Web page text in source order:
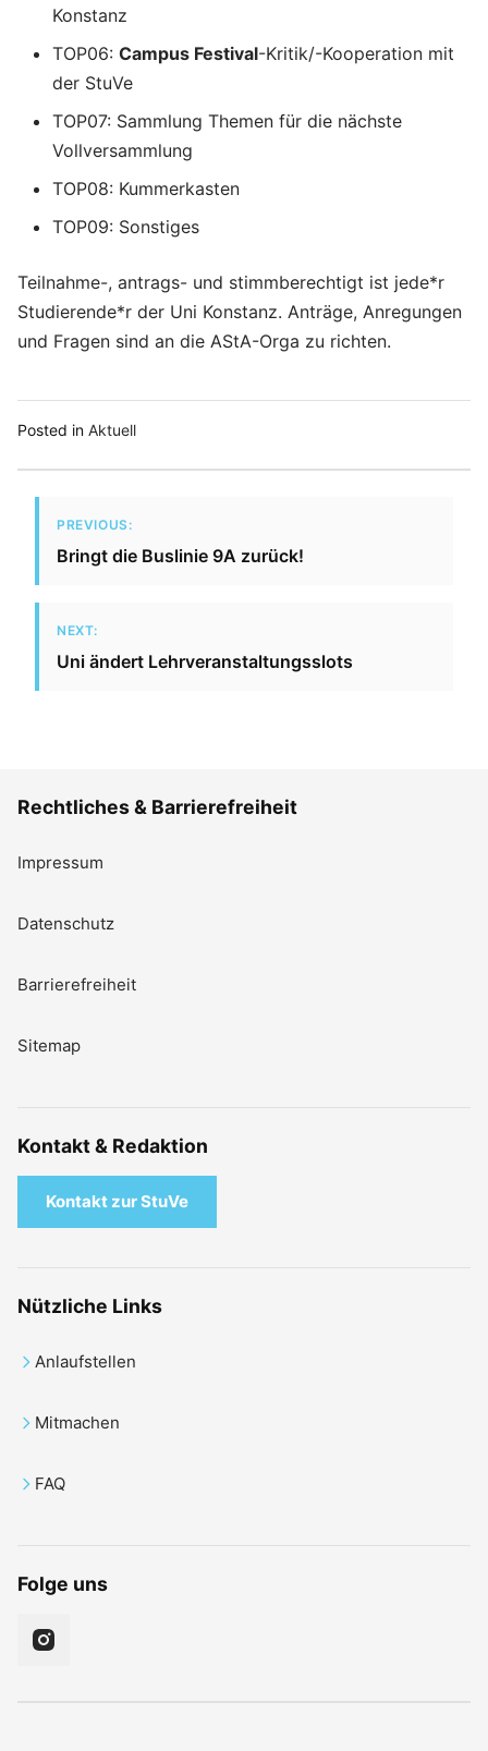
Konstanz
TOP06: Campus Festival-Kritik/-Kooperation mit
der StuVe
TOP07: Sammlung Themen für die nächste
Vollversammlung
TOP08: Kummerkasten
TOP09: Sonstiges
Teilnahme-, antrags- und stimmberechtigt ist jede*r
Studierende*r der Uni Konstanz. Anträge, Anregungen
und Fragen sind an die AStA-Orga zu richten.
Posted in Aktuell
PREVIOUS:
Bringt die Buslinie 9A zurück!
NEXT:
Uni ändert Lehrveranstaltungsslots
Rechtliches & Barrierefreiheit
Impressum
Datenschutz
Barrierefreiheit
Sitemap
Kontakt & Redaktion
Kontakt zur StuVe
Nützliche Links
Anlaufstellen
Mitmachen
FAQ
Folge uns